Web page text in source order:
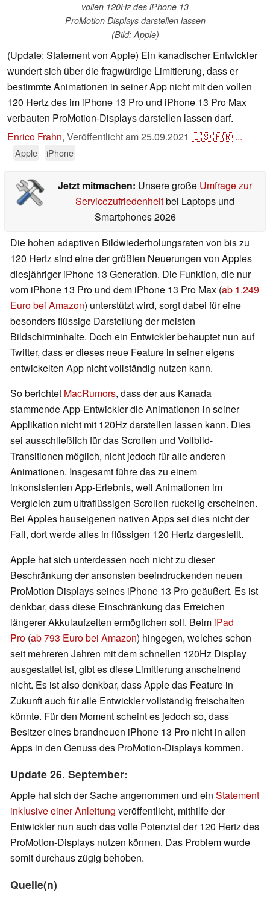
vollen 120Hz des iPhone 13
ProMotion Displays darstellen lassen
(Bild: Apple)
(Update: Statement von Apple) Ein kanadischer Entwickler
wundert sich über die fragwürdige Limitierung, dass er
bestimmte Animationen in seiner App nicht mit den vollen
120 Hertz des im iPhone 13 Pro und iPhone 13 Pro Max
verbauten ProMotion-Displays darstellen lassen darf.
Enrico Frahn, Veröffentlicht am25.09.2021 🇺🇸🇫🇷 ...
Apple iPhone
Jetzt mitmachen: Unsere große Umfrage zur
Servicezufriedenheitbei Laptops und
Smartphones 2026
Die hohen adaptiven Bildwiederholungsraten von bis zu
120 Hertz sind eine der größten Neuerungen von Apples
diesjähriger iPhone 13 Generation. Die Funktion, die nur
vom iPhone 13 Pro und dem iPhone 13 Pro Max (ab 1.249
Euro bei Amazon) unterstützt wird, sorgt dabei für eine
besonders flüssige Darstellung der meisten
Bildschirminhalte. Doch ein Entwickler behauptet nun auf
Twitter, dass er dieses neue Feature in seiner eigens
entwickelten App nicht vollständig nutzen kann.
So berichtet MacRumors, dass der aus Kanada
stammende App-Entwickler die Animationen in seiner
Applikation nicht mit 120Hz darstellen lassen kann. Dies
sei ausschließlich für das Scrollen und Vollbild-
Transitionen möglich, nicht jedoch für alle anderen
Animationen. Insgesamt führe das zu einem
inkonsistenten App-Erlebnis, weil Animationen im
Vergleich zum ultraflüssigen Scrollen ruckelig erscheinen.
Bei Apples hauseigenen nativen Apps sei dies nicht der
Fall, dort werde alles in flüssigen 120 Hertz dargestellt.
Apple hat sich unterdessen noch nicht zu dieser
Beschränkung der ansonsten beeindruckenden neuen
ProMotion Displays seines iPhone 13 Pro geäußert. Es ist
denkbar, dass diese Einschränkung das Erreichen
längerer Akkulaufzeiten ermöglichen soll. Beim iPad
Pro (ab 793 Euro bei Amazon) hingegen, welches schon
seit mehreren Jahren mit dem schnellen 120Hz Display
ausgestattet ist, gibt es diese Limitierung anscheinend
nicht. Es ist also denkbar, dass Apple das Feature in
Zukunft auch für alle Entwickler vollständig freischalten
könnte. Für den Moment scheint es jedoch so, dass
Besitzer eines brandneuen iPhone 13 Pro nicht in allen
Apps in den Genuss des ProMotion-Displays kommen.
Update 26. September:
Apple hat sich der Sache angenommen und ein Statement
inklusive einer Anleitung veröffentlicht, mithilfe der
Entwickler nun auch das volle Potenzial der 120 Hertz des
ProMotion-Displays nutzen können. Das Problem wurde
somit durchaus zügig behoben.
Quelle(n)